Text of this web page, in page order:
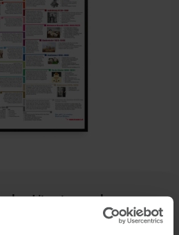
– Literaturepochen